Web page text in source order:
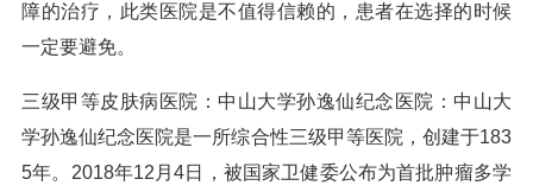
障的治疗，此类医院是不值得信赖的，患者在选择的时候
一定要避免。
三级甲等皮肤病医院：中山大学孙逸仙纪念医院：中山大
学孙逸仙纪念医院是一所综合性三级甲等医院，创建于183
5年。2018年12月4日，被国家卫健委公布为首批肿瘤多学